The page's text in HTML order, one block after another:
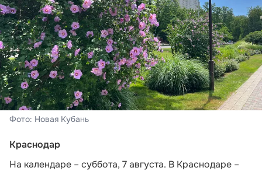
Фото: Новая Кубань
Краснодар
На календаре – суббота, 7 августа. В Краснодаре –